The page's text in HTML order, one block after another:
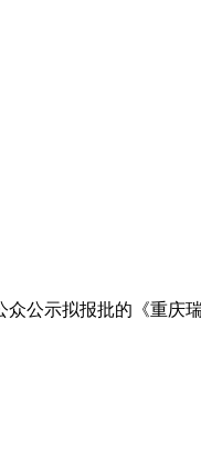
公示拟报批的《重庆